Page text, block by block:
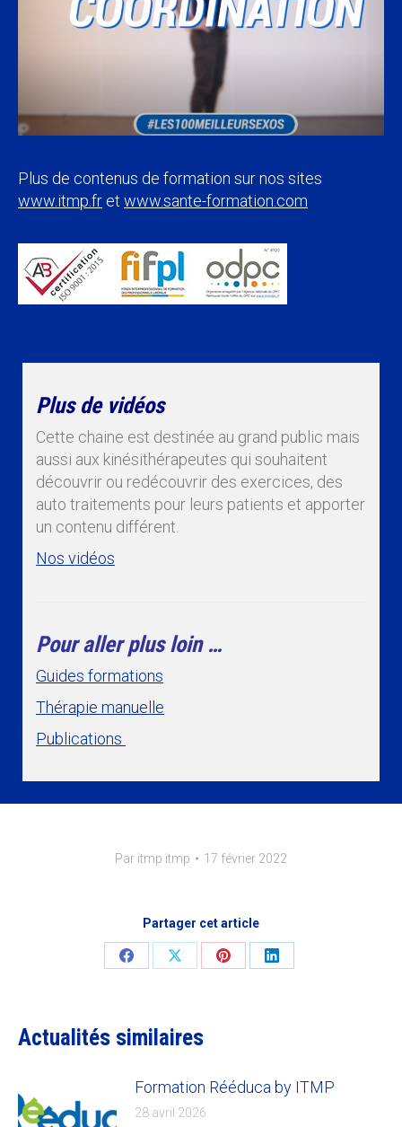
Plus de contenus de formation sur nos sites
www.itmp.fr et www.sante-formation.com
Plus de vidéos
Cette chaine est destinée au grand public mais
aussi aux kinésithérapeutes qui souhaitent
découvrir ou redécouvrir des exercices, des
auto traitements pour leurs patients et apporter
un contenu différent.
Nos vidéos
Pour aller plus loin …
Guides formations
Thérapie manuelle
Publications
Par itmp itmp 17 février 2022
Partager cet article
Share
Share
Share
Share
Actualités similaires
Formation Rééduca by ITMP
28 avril 2026